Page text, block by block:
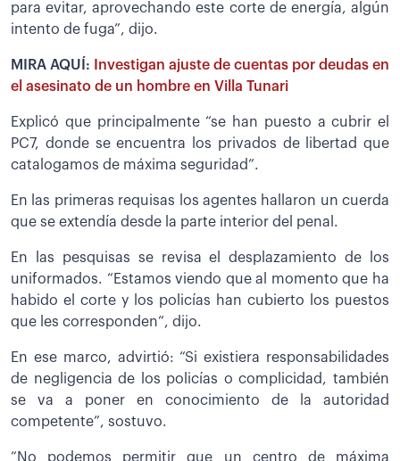
para evitar, aprovechando este corte de energía, algún
intento de fuga”, dijo.
MIRA AQUÍ:
Investigan ajuste de cuentas por deudas en
el asesinato de un hombre en Villa Tunari
Explicó que principalmente “se han puesto a cubrir el
PC7, donde se encuentra los privados de libertad que
catalogamos de máxima seguridad”.
En las primeras requisas los agentes hallaron un cuerda
que se extendía desde la parte interior del penal.
En las pesquisas se revisa el desplazamiento de los
uniformados. “Estamos viendo que al momento que ha
habido el corte y los policías han cubierto los puestos
que les corresponden”, dijo.
En ese marco, advirtió: “Si existiera responsabilidades
de negligencia de los policías o complicidad, también
se va a poner en conocimiento de la autoridad
competente”, sostuvo.
“No podemos permitir que un centro de máxima